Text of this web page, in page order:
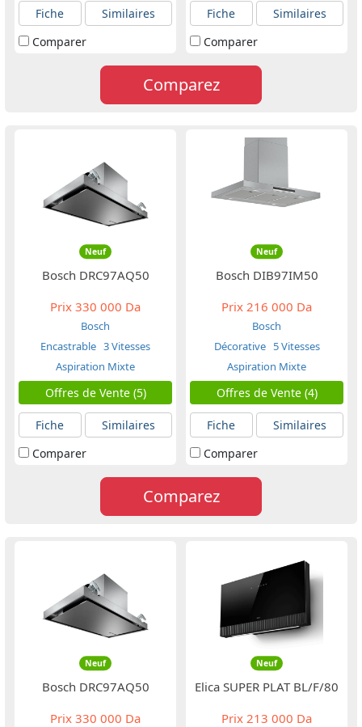
Fiche
Similaires
Comparer
Fiche
Similaires
Comparer
Comparez
Neuf
Bosch DRC97AQ50
Prix 330 000 Da
Bosch
Encastrable 3 Vitesses
Aspiration Mixte
Offres de Vente (5)
Fiche
Similaires
Comparer
Neuf
Bosch DIB97IM50
Prix 216 000 Da
Bosch
Décorative 5 Vitesses
Aspiration Mixte
Offres de Vente (4)
Fiche
Similaires
Comparer
Comparez
Neuf
Bosch DRC97AQ50
Prix 330 000 Da
Neuf
Elica SUPER PLAT BL/F/80
Prix 213 000 Da